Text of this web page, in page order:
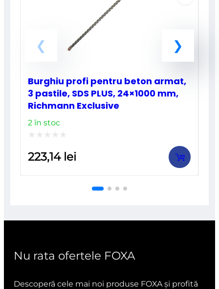
Burghiu profi pentru beton armat,
3 pastile, SDS PLUS, 24×1000 mm,
Richmann Exclusive
2 în stoc
la
223,14 lei
Nu rata ofertele FOXA
Descoperă cele mai noi produse FOXA și profită